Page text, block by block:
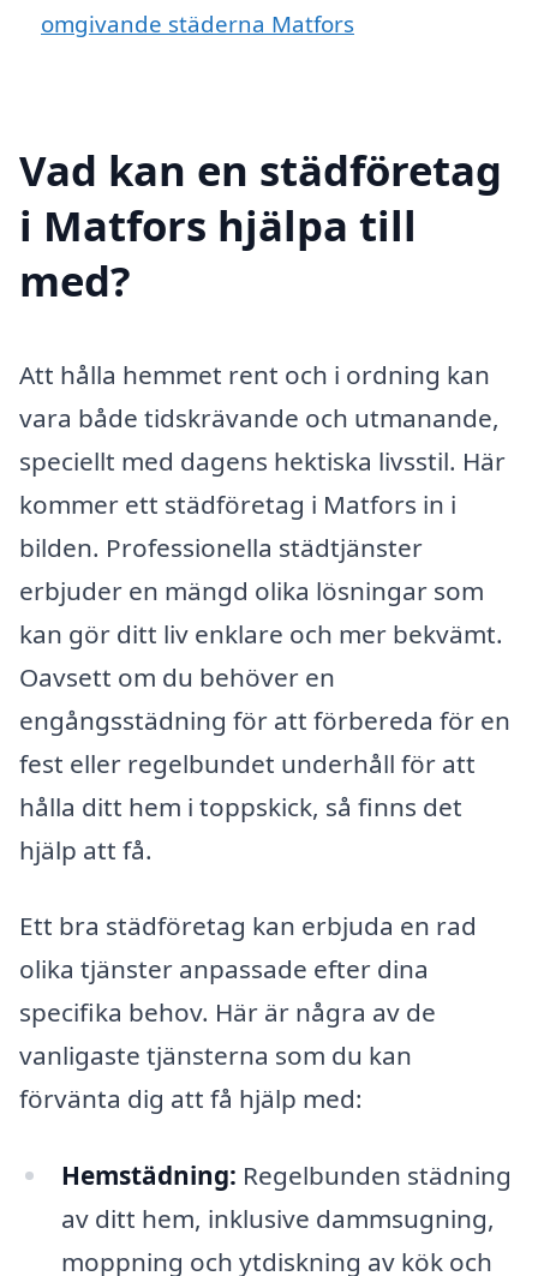
omgivande städerna Matfors
Vad kan en städföretag
i Matfors hjälpa till
med?
Att hålla hemmet rent och i ordning kan
vara både tidskrävande och utmanande,
speciellt med dagens hektiska livsstil. Här
kommer ett städföretag i Matfors in i
bilden. Professionella städtjänster
erbjuder en mängd olika lösningar som
kan gör ditt liv enklare och mer bekvämt.
Oavsett om du behöver en
engångsstädning för att förbereda för en
fest eller regelbundet underhåll för att
hålla ditt hem i toppskick, så finns det
hjälp att få.
Ett bra städföretag kan erbjuda en rad
olika tjänster anpassade efter dina
specifika behov. Här är några av de
vanligaste tjänsterna som du kan
förvänta dig att få hjälp med:
Hemstädning: Regelbunden städning
av ditt hem, inklusive dammsugning,
moppning och ytdiskning av kök och